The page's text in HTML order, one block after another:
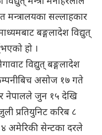
मन्त्रालयका सल्लाहकार
बङ्गलादेश विद्युत्
हो ।
विद्युत् बङ्गलादेश
असोज १७ गते
नेपालले जुन १५ देखि
प्रतियुनिट करिब ८
अमेरिकी सेन्टका दरले